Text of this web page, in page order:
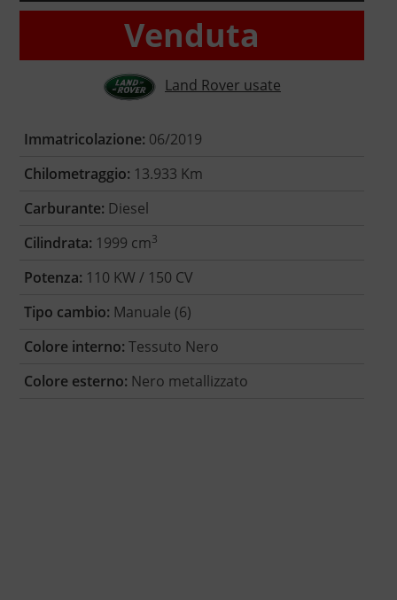
Venduta
Land Rover usate
Immatricolazione: 06/2019
Chilometraggio: 13.933 Km
Carburante: Diesel
Cilindrata: 1999 cm3
Potenza: 110 KW / 150 CV
Tipo cambio: Manuale (6)
Colore interno: Tessuto Nero
Colore esterno: Nero metallizzato